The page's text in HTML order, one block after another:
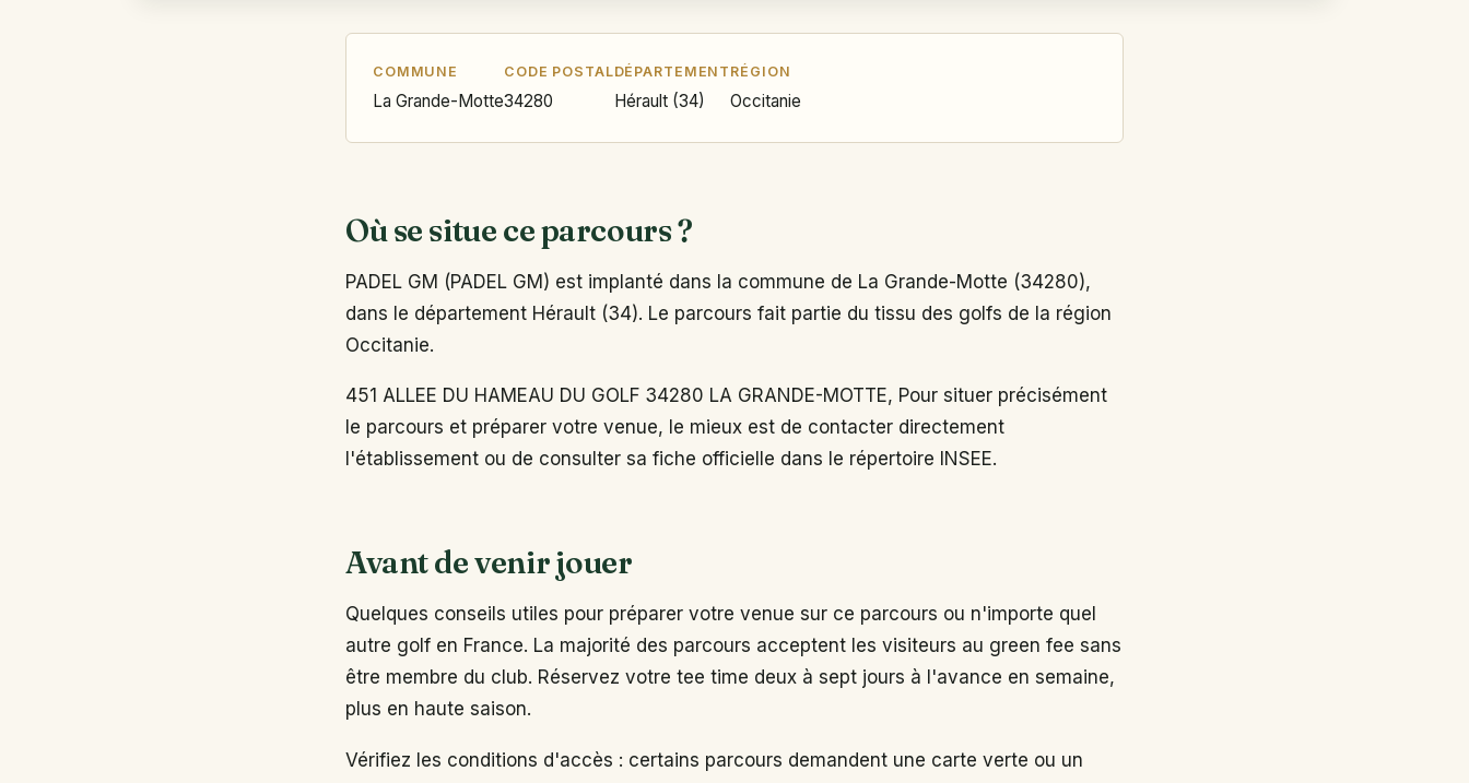
COMMUNE
La Grande-Motte
CODE POSTAL
34280
DÉPARTEMENT
Hérault (34)
RÉGION
Occitanie
Où se situe ce parcours ?
PADEL GM (PADEL GM) est implanté dans la commune de La Grande-Motte (34280),
dans le département Hérault (34). Le parcours fait partie du tissu des golfs de la région
Occitanie.
451 ALLEE DU HAMEAU DU GOLF 34280 LA GRANDE-MOTTE, Pour situer précisément
le parcours et préparer votre venue, le mieux est de contacter directement
l'établissement ou de consulter sa fiche officielle dans le répertoire INSEE.
Avant de venir jouer
Quelques conseils utiles pour préparer votre venue sur ce parcours ou n'importe quel
autre golf en France. La majorité des parcours acceptent les visiteurs au green fee sans
être membre du club. Réservez votre tee time deux à sept jours à l'avance en semaine,
plus en haute saison.
Vérifiez les conditions d'accès : certains parcours demandent une carte verte ou un